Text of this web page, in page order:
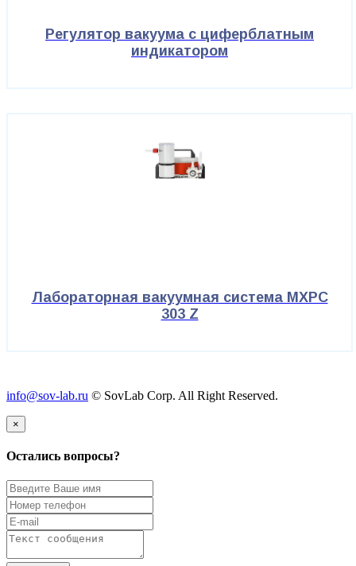
Регулятор вакуума с циферблатным
индикатором
Лабораторная вакуумная система MXPC
303 Z
info@sov-lab.ru © SovLab Corp. All Right Reserved.
×
Остались вопросы?